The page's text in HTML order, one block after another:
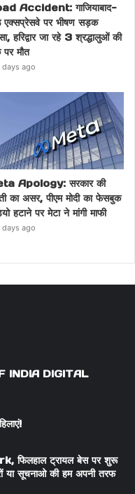
Accident: गाजियाबाद-
एक्सप्रेसवे पर भीषण सड़क
हरिद्वार जा रहे 3 श्रद्धालुओं की
पर मौत
days ago
Apology: सरकार की
का असर, पीएम मोदी का फेसबुक
हटाने पर मेटा ने मांगी माफी
days ago
INDIA DIGITAL
ट्रायल बेस पर शुरू
या सूचनाओ की हम अपनी तरफ